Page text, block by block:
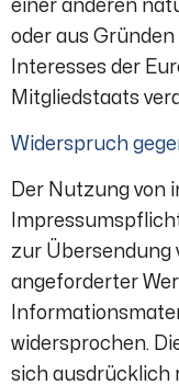
einer anderen
oder aus
Interesses der
Mitgliedstaats
Widerspruch
Der Nutzung von
zur Übersendung
angeforderter
widersprochen.
sich ausdrücklich